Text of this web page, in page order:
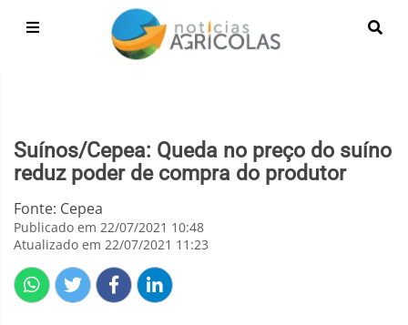
Suínos/Cepea: Queda no preço do suíno
reduz poder de compra do produtor
Fonte: Cepea
Publicado em 22/07/2021 10:48
Atualizado em 22/07/2021 11:23